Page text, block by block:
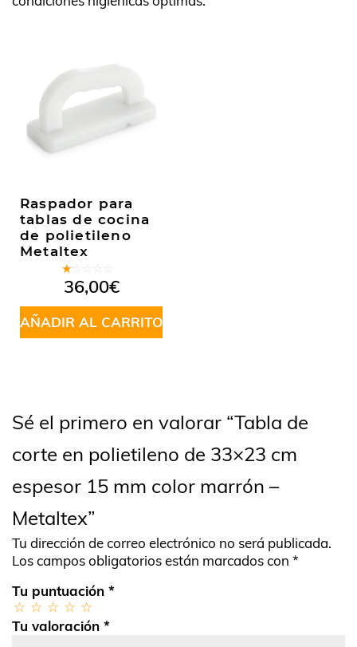
Raspador para
tablas de cocina
de polietileno
Metaltex
Valorado
en
1.00
de
5
36,00€
AÑADIR AL CARRITO
Sé el primero en valorar “Tabla de
corte en polietileno de 33×23 cm
espesor 15 mm color marrón –
Metaltex”
Tu dirección de correo electrónico no será publicada.
Los campos obligatorios están marcados con *
Tu puntuación *
Tu valoración *